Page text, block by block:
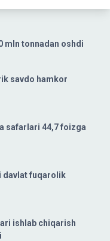
mln tonnadan oshdi
savdo hamkor
safarlari 44,7 foizga
davlat fuqarolik
ishlab chiqarish